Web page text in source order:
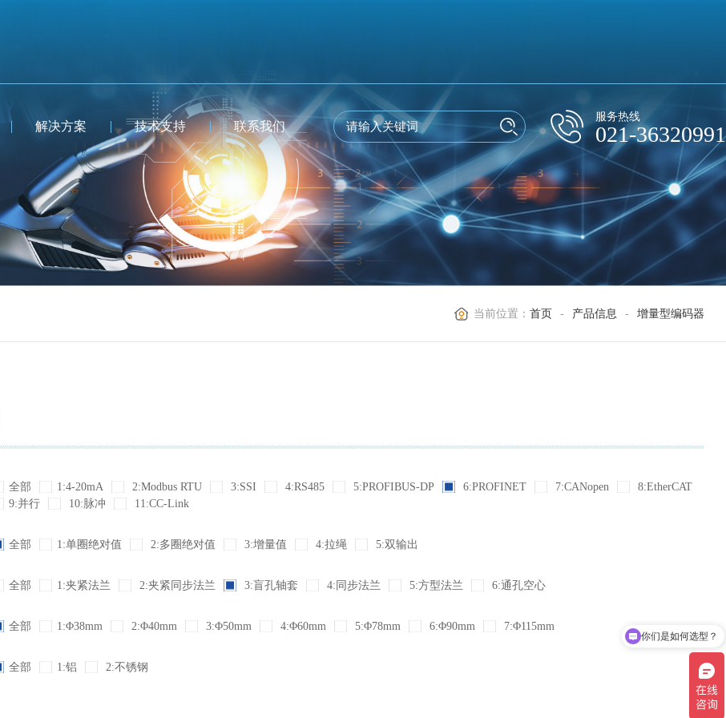
解决方案 技术支持 联系我们
服务热线
021-36320991
当前位置：首页 - 产品信息 - 增量型编码器
全部 1:4-20mA 2:Modbus RTU 3:SSI 4:RS485 5:PROFIBUS-DP 6:PROFINET 7:CANopen
8:EtherCAT
9:并行
10:脉冲 11:CC-Link
全部 1:单圈绝对值 2:多圈绝对值 3:增量值 4:拉绳 5:双输出
全部 1:夹紧法兰 2:夹紧同步法兰 3:盲孔轴套 4:同步法兰 5:方型法兰 6:通孔空心
全部 1:Φ38mm 2:Φ40mm 3:Φ50mm 4:Φ60mm 5:Φ78mm 6:Φ90mm 7:Φ115mm
全部 1:铝 2:不锈钢
你们是如何选型？